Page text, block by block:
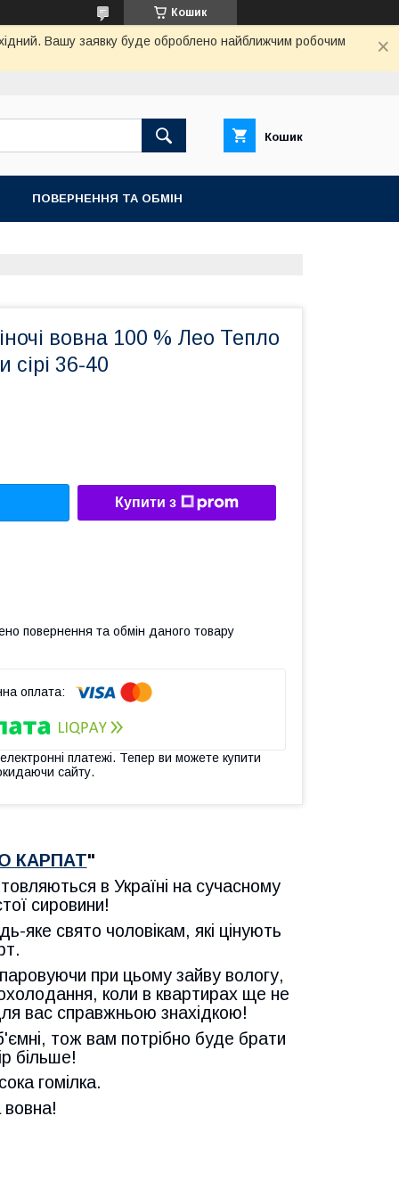
Кошик
Вашу заявку буде оброблено найближчим робочим
Кошик
ПОВЕРНЕННЯ ТА ОБМIН
вовна 100 % Лео Тепло
сірі 36-40
Купити з
повернення та обмін даного товару
платежі. Тепер ви можете купити
сайту.
КАРПАТ"
в Україні на сучасному
сировини!
яке свято чоловікам, які цінують
при цьому зайву вологу,
коли в квартирах ще не
вас справжньою знахідкою!
тож вам потрібно буде брати
більше!
гомілка.